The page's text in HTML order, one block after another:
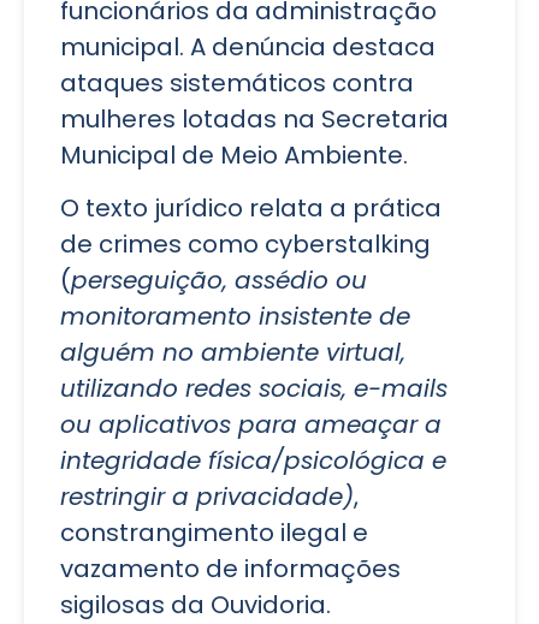
funcionários da administração
municipal. A denúncia destaca
ataques sistemáticos contra
mulheres lotadas na Secretaria
Municipal de Meio Ambiente.
O texto jurídico relata a prática
de crimes como cyberstalking
(perseguição, assédio ou
monitoramento insistente de
alguém no ambiente virtual,
utilizando redes sociais, e-mails
ou aplicativos para ameaçar a
integridade física/psicológica e
restringir a privacidade),
constrangimento ilegal e
vazamento de informações
sigilosas da Ouvidoria.